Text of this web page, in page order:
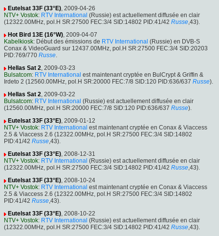
Eutelsat 33F (33°E), 2009-04-26
NTV+ Vostok: RTV International (Russie) est actuellement diffusée en clair
(12322.00MHz, pol.H SR:27500 FEC:3/4 SID:14802 PID:41/42 Russe,43).
Hot Bird 13E (16°W), 2009-04-07
Kabelkiosk: Début des émissions de RTV International (Russie) en DVB-S
Conax & VideoGuard sur 12437.00MHz, pol.H SR:27500 FEC:3/4 SID:20203
PID:769/770 Russe.
Hellas Sat 2, 2009-03-23
Bulsatcom: RTV International est maintenant cryptée en BulCrypt & Griffin &
Irdeto 2 (12560.00MHz, pol.H SR:20000 FEC:7/8 SID:120 PID:636/637 Russe).
Hellas Sat 2, 2009-03-22
Bulsatcom: RTV International (Russie) est actuellement diffusée en clair
(12560.00MHz, pol.H SR:20000 FEC:7/8 SID:120 PID:636/637 Russe).
Eutelsat 33F (33°E), 2009-01-12
NTV+ Vostok: RTV International est maintenant cryptée en Conax & Viaccess
2.5 & Viaccess 2.6 (12322.00MHz, pol.H SR:27500 FEC:3/4 SID:14802
PID:41/42 Russe,43).
Eutelsat 33F (33°E), 2008-12-31
NTV+ Vostok: RTV International (Russie) est actuellement diffusée en clair
(12322.00MHz, pol.H SR:27500 FEC:3/4 SID:14802 PID:41/42 Russe,43).
Eutelsat 33F (33°E), 2008-10-24
NTV+ Vostok: RTV International est maintenant cryptée en Conax & Viaccess
2.5 & Viaccess 2.6 (12322.00MHz, pol.H SR:27500 FEC:3/4 SID:14802
PID:41/42 Russe,43).
Eutelsat 33F (33°E), 2008-10-22
NTV+ Vostok: RTV International (Russie) est actuellement diffusée en clair
(12322.00MHz, pol.H SR:27500 FEC:3/4 SID:14802 PID:41/42 Russe,43).